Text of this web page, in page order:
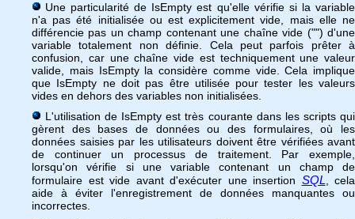
Une particularité de IsEmpty est qu'elle vérifie si la variable
n'a pas été initialisée ou est explicitement vide, mais elle ne
différencie pas un champ contenant une chaîne vide ("") d'une
variable totalement non définie. Cela peut parfois prêter à
confusion, car une chaîne vide est techniquement une valeur
valide, mais IsEmpty la considère comme vide. Cela implique
que IsEmpty ne doit pas être utilisée pour tester les valeurs
vides en dehors des variables non initialisées.
L'utilisation de IsEmpty est très courante dans les scripts qui
gèrent des bases de données ou des formulaires, où les
données saisies par les utilisateurs doivent être vérifiées avant
de continuer un processus de traitement. Par exemple,
lorsqu'on vérifie si une variable contenant un champ de
formulaire est vide avant d'exécuter une insertion SQL , cela
aide à éviter l'enregistrement de données manquantes ou
incorrectes.